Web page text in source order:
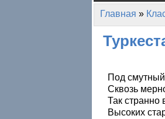
Вы здесь
Главная »
Под
Сквозь
Так странно
Высоких